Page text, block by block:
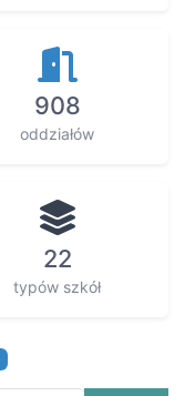
908
oddziałów
22
typów szkół